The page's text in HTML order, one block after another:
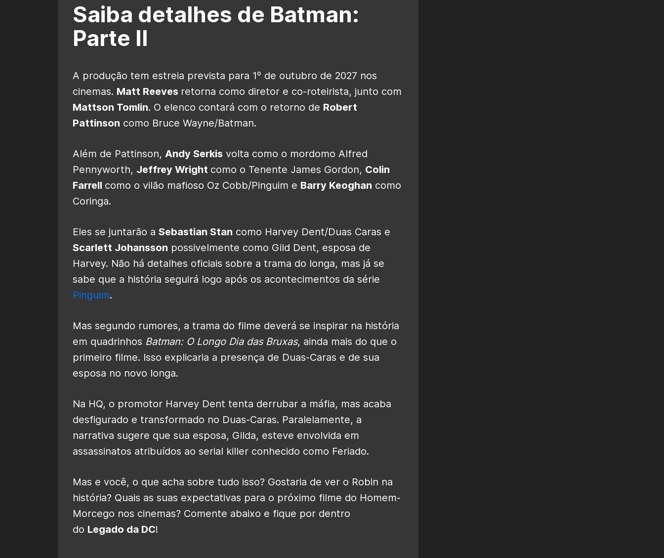
Saiba detalhes de Batman:
Parte II
A produção tem estreia prevista para 1º de outubro de 2027 nos
cinemas. Matt Reeves retorna como diretor e co-roteirista, junto com
Mattson Tomlin. O elenco contará com o retorno de Robert
Pattinson como Bruce Wayne/Batman.
Além de Pattinson, Andy Serkis volta como o mordomo Alfred
Pennyworth, Jeffrey Wright como o Tenente James Gordon, Colin
Farrell como o vilão mafioso Oz Cobb/Pinguim e Barry Keoghan como
Coringa.
Eles se juntarão a Sebastian Stan como Harvey Dent/Duas Caras e
Scarlett Johansson possivelmente como Gild Dent, esposa de
Harvey. Não há detalhes oficiais sobre a trama do longa, mas já se
sabe que a história seguirá logo após os acontecimentos da série
Pinguim.
Mas segundo rumores, a trama do filme deverá se inspirar na história
em quadrinhos Batman: O Longo Dia das Bruxas, ainda mais do que o
primeiro filme. Isso explicaria a presença de Duas-Caras e de sua
esposa no novo longa.
Na HQ, o promotor Harvey Dent tenta derrubar a máfia, mas acaba
desfigurado e transformado no Duas-Caras. Paralelamente, a
narrativa sugere que sua esposa, Gilda, esteve envolvida em
assassinatos atribuídos ao serial killer conhecido como Feriado.
Mas e você, o que acha sobre tudo isso? Gostaria de ver o Robin na
história? Quais as suas expectativas para o próximo filme do Homem-
Morcego nos cinemas? Comente abaixo e fique por dentro
do Legado da DC!